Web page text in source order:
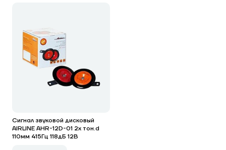
Сигнал звуковой дисковый
AIRLINE AHR-12D-01 2x тон.d
110мм 415Гц 118дБ 12В